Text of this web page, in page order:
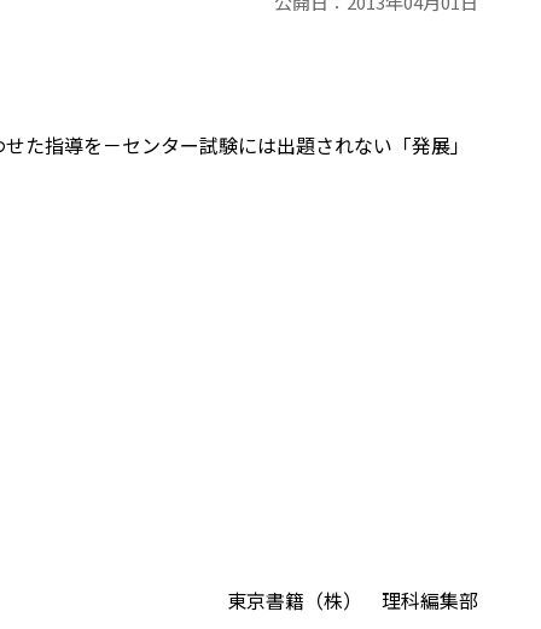
指導を－センター試験には出題されない「発展」
東京書籍（株） 理科編集部